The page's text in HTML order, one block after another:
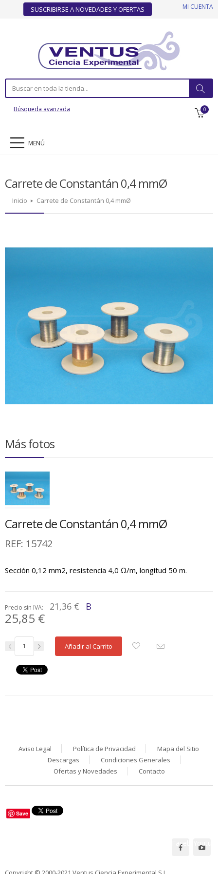
SUSCRIBIRSE A NOVEDADES Y OFERTAS MI CUENTA
Búsqueda avanzada 0
MENÚ
Carrete de Constantán 0,4 mmØ
Inicio Carrete de Constantán 0,4 mmØ
Más fotos
Carrete de Constantán 0,4 mmØ
REF: 15742
Sección 0,12 mm2, resistencia 4,0 Ω/m, longitud 50 m.
Precio sin IVA: 21,36 € B
25,85 €
Añadir al Carrito
Aviso Legal Política de Privacidad
Mapa del Sitio
Descargas
Condiciones Generales
Ofertas y Novedades
Contacto
Save
Facebook